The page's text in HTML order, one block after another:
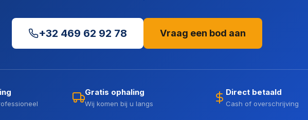
+32 469 62 92 78 Vraag een bod aan
Gratis ophaling
Wij komen bij u langs
Direct betaald
Cash of overschrijving